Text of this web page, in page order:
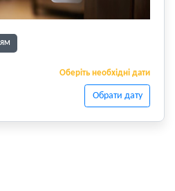
Оберіть необхідні дати
Обрати дату